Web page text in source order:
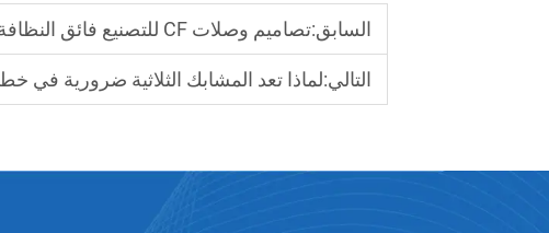
السابق:تصاميم وصلات CF للتصنيع فائق النظافة
التالي:لماذا تعد المشابك الثلاثية ضرورية في